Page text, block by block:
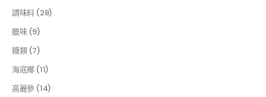
調味料 (28)
臘味 (9)
糖類 (7)
海底椰 (11)
高麗參 (14)